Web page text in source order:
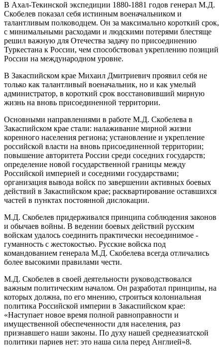
В Ахал-Текинской экспедиции 1880-1881 годов генерал М.Д.
Скобелев показал себя истинным военачальником и
талантливым полководцем. Он за максимально короткий срок,
с минимальными расходами и людскими потерями блестяще
решил важную для Отечества задачу по присоединению
Туркестана к России, чем способствовал укреплению позиций
России на международном уровне.
В Закаспийском крае Михаил Дмитриевич проявил себя не
только как талантливый военачальник, но и как умелый
администратор, в короткий срок восстановивший мирную
жизнь на вновь присоединенной территории.
Основными направлениями в работе М.Д. Скобелева в
Закаспийском крае стали: налаживание мирной жизни
коренного населения региона; установление и укрепление
российской власти на вновь присоединенной территории;
повышение авторитета России среди соседних государств;
определение новой государственной границы между
Российской империей и соседними государствами;
организация вывода войск по завершении активных боевых
действий в Закаспийском крае; расквартирование оставшихся
частей в пунктах постоянной дислокации.
М.Д. Скобелев придерживался принципа соблюдения законов
и обычаев войны. В ведении боевых действий русским
войскам удалось соединить практически несоединимое -
гуманность с жестокостью. Русские войска под
командованием генерала М.Д. Скобелева всегда отличались
более высокими правилами чести.
М.Д. Скобелев в своей деятельности руководствовался
важным политическим началом. Он разработал принципы, на
которых должна, по его мнению, строиться колониальная
политика Российской империи в Закаспийском крае:
«Наступает новое время полной равноправности и
имущественной обеспеченности для населения, раз
признавшего наши законы. По духу нашей среднеазиатской
политики париев нет: это наша сила перед Англией»8.